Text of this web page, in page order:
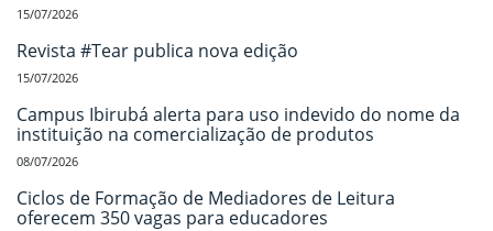
15/07/2026
Revista #Tear publica nova edição
15/07/2026
Campus Ibirubá alerta para uso indevido do nome da
instituição na comercialização de produtos
08/07/2026
Ciclos de Formação de Mediadores de Leitura
oferecem 350 vagas para educadores